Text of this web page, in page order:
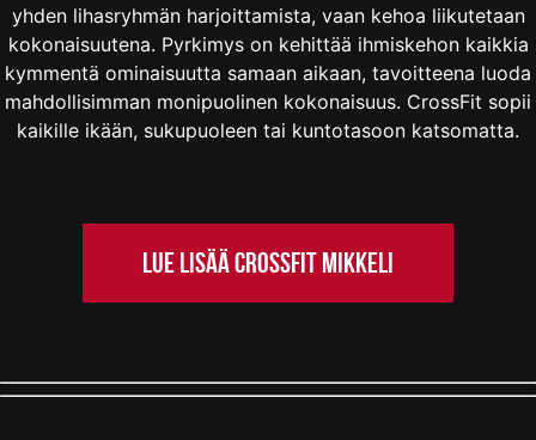
yhden lihasryhmän harjoittamista, vaan kehoa liikutetaan
kokonaisuutena. Pyrkimys on kehittää ihmiskehon kaikkia
kymmentä ominaisuutta samaan aikaan, tavoitteena luoda
mahdollisimman monipuolinen kokonaisuus. CrossFit sopii
kaikille ikään, sukupuoleen tai kuntotasoon katsomatta.
LUE LISÄÄ CROSSFIT MIKKELI